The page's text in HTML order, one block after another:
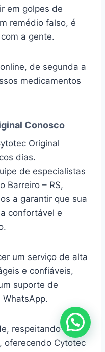
em golpes de
remédio falso, é
a gente.
de segunda a
medicamentos
Conosco
Original
dias.
de especialistas
Barreiro – RS,
a garantir que sua
confortável e
um serviço de alta
e confiáveis,
suporte de
respeitando suas
oferecendo Cytotec